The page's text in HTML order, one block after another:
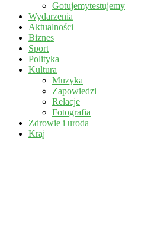
Gotujemytestujemy
Wydarzenia
Aktualności
Biznes
Sport
Polityka
Kultura
Muzyka
Zapowiedzi
Relacje
Fotografia
Zdrowie i uroda
Kraj